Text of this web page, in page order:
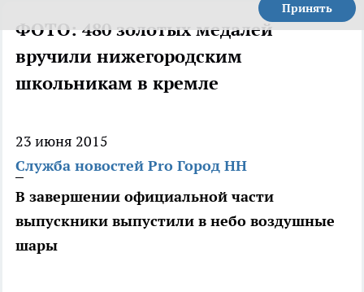
Принять
ФОТО: 480 золотых медалей
вручили нижегородским
школьникам в кремле
23 июня 2015
Служба новостей Pro Город НН
В завершении официальной части
выпускники выпустили в небо воздушные
шары